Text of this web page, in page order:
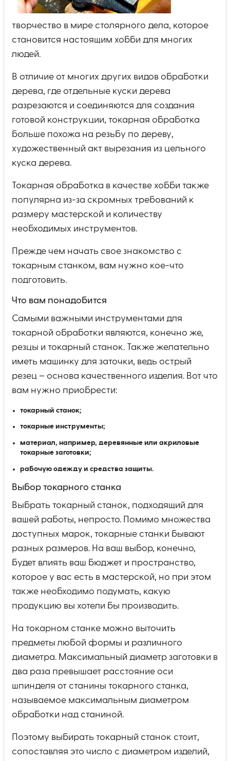
творчество в мире столярного дела, которое
становится настоящим хобби для многих
людей.
В отличие от многих других видов обработки
дерева, где отдельные куски дерева
разрезаются и соединяются для создания
готовой конструкции, токарная обработка
больше похожа на резьбу по дереву,
художественный акт вырезания из цельного
куска дерева.
Токарная обработка в качестве хобби также
популярна из-за скромных требований к
размеру мастерской и количеству
необходимых инструментов.
Прежде чем начать свое знакомство с
токарным станком, вам нужно кое-что
подготовить.
Что вам понадобится
Самыми важными инструментами для
токарной обработки являются, конечно же,
резцы и токарный станок. Также желательно
иметь машинку для заточки, ведь острый
резец – основа качественного изделия. Вот что
вам нужно приобрести:
токарный станок;
токарные инструменты;
материал, например, деревянные или акриловые
токарные заготовки;
рабочую одежду и средства защиты.
Выбор токарного станка
Выбрать токарный станок, подходящий для
вашей работы, непросто. Помимо множества
доступных марок, токарные станки бывают
разных размеров. На ваш выбор, конечно,
будет влиять ваш бюджет и пространство,
которое у вас есть в мастерской, но при этом
также необходимо подумать, какую
продукцию вы хотели бы производить.
На токарном станке можно выточить
предметы любой формы и различного
диаметра. Максимальный диаметр заготовки в
два раза превышает расстояние оси
шпинделя от станины токарного станка,
называемое максимальным диаметром
обработки над станиной.
Поэтому выбирать токарный станок стоит,
сопоставляя это число с диаметром изделий,